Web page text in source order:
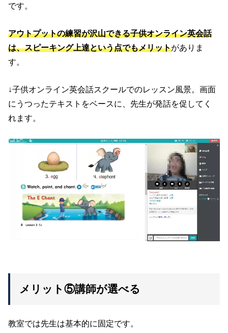
です。
アウトプットの練習が沢山できる子供オンライン英会話
は、スピーキング上達という点でもメリットがありま
す。
↓子供オンライン英会話スクールでのレッスン風景。画面
にうつったテキストをベースに、先生が発話を促してく
れます。
メリット⑤講師が選べる
教室では先生は基本的に固定です。